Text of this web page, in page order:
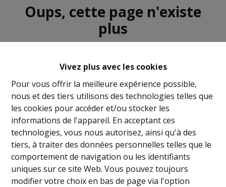
Vivez plus avec les cookies
Pour vous offrir la meilleure expérience possible,
nous et des tiers utilisons des technologies telles que
les cookies pour accéder et/ou stocker les
informations de l'appareil. En acceptant ces
technologies, vous nous autorisez, ainsi qu'à des
tiers, à traiter des données personnelles telles que le
comportement de navigation ou les identifiants
uniques sur ce site Web. Vous pouvez toujours
modifier votre choix en bas de page via l'option
Oups, cette page n'existe
plus
À Vendre À Louer
Mentions légales